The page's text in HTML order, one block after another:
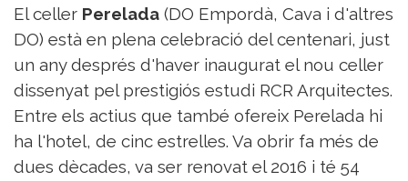
El celler Perelada (DO Empordà, Cava i d'altres
DO) està en plena celebració del centenari, just
un any després d'haver inaugurat el nou celler
dissenyat pel prestigiós estudi RCR Arquitectes.
Entre els actius que també ofereix Perelada hi
ha l'hotel, de cinc estrelles. Va obrir fa més de
dues dècades, va ser renovat el 2016 i té 54